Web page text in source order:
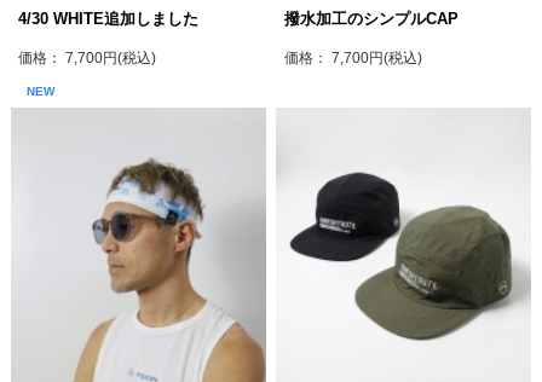
4/30 WHITE追加しました
価格： 7,700円(税込)
撥水加工のシンプルCAP
価格： 7,700円(税込)
NEW